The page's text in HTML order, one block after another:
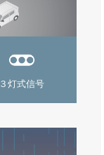
３灯式信号